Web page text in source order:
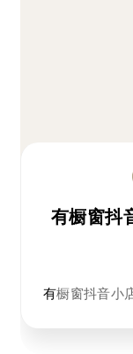
有橱窗抖
有橱窗抖音